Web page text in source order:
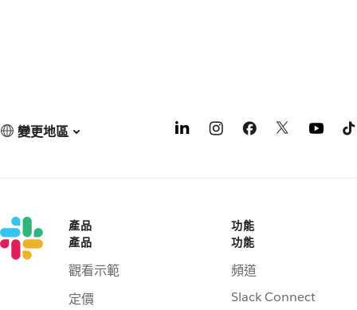
變更地區
產品
產品
觀看示範
定價
功能
功能
頻道
Slack Connect